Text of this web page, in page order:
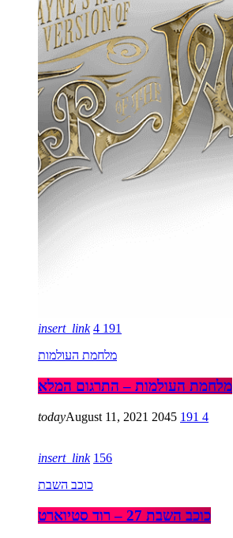
insert_link 4 191
מלחמת העולמות
מלחמת העולמות – התרגום המלא
todayAugust 11, 2021 2045 191 4
insert_link 156
כוכב השבת
כוכב השבת 27 – רוד סטיוארט